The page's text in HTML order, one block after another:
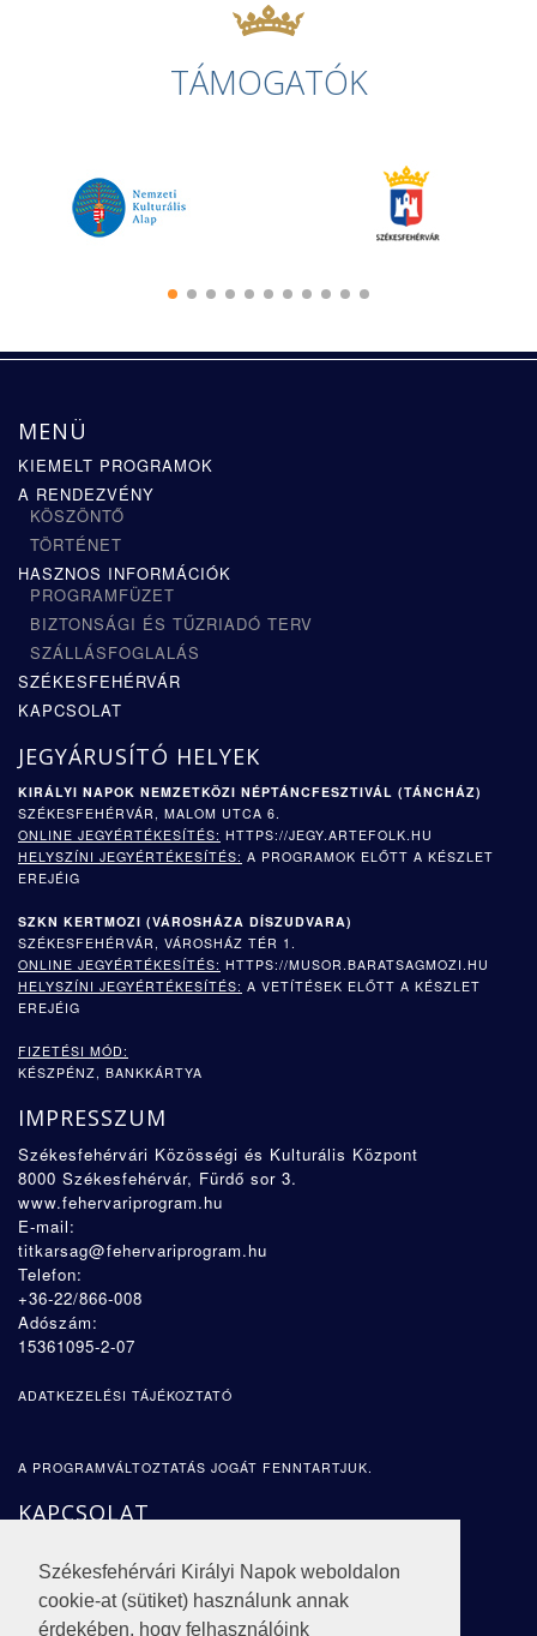
Székesfehérvári Királyi Napok weboldalon
cookie-at (sütiket) használunk annak
érdekében, hogy felhasználóink
TÁMOGATÓK
MENÜ
KIEMELT PROGRAMOK
A RENDEZVÉNY
KÖSZÖNTŐ
TÖRTÉNET
HASZNOS INFORMÁCIÓK
PROGRAMFÜZET
BIZTONSÁGI ÉS TŰZRIADÓ TERV
SZÁLLÁSFOGLALÁS
SZÉKESFEHÉRVÁR
KAPCSOLAT
JEGYÁRUSÍTÓ HELYEK
KIRÁLYI NAPOK NEMZETKÖZI NÉPTÁNCFESZTIVÁL (TÁNCHÁZ)
SZÉKESFEHÉRVÁR, MALOM UTCA 6.
ONLINE JEGYÉRTÉKESÍTÉS: HTTPS://JEGY.ARTEFOLK.HU
HELYSZÍNI JEGYÉRTÉKESÍTÉS: A PROGRAMOK ELŐTT A KÉSZLET
EREJÉIG
SZKN KERTMOZI (VÁROSHÁZA DÍSZUDVARA)
SZÉKESFEHÉRVÁR, VÁROSHÁZ TÉR 1.
ONLINE JEGYÉRTÉKESÍTÉS: HTTPS://MUSOR.BARATSAGMOZI.HU
HELYSZÍNI JEGYÉRTÉKESÍTÉS: A VETÍTÉSEK ELŐTT A KÉSZLET
EREJÉIG
FIZETÉSI MÓD:
KÉSZPÉNZ, BANKKÁRTYA
IMPRESSZUM
Székesfehérvári Közösségi és Kulturális Központ
8000 Székesfehérvár, Fürdő sor 3.
www.fehervariprogram.hu
E-mail:
titkarsag@fehervariprogram.hu
Telefon:
+36-22/866-008
Adószám:
15361095-2-07
ADATKEZELÉSI TÁJÉKOZTATÓ
A PROGRAMVÁLTOZTATÁS JOGÁT FENNTARTJUK.
KAPCSOLAT
8000 Székesfehérvár,
Fürdő sor 3
E-MAIL: